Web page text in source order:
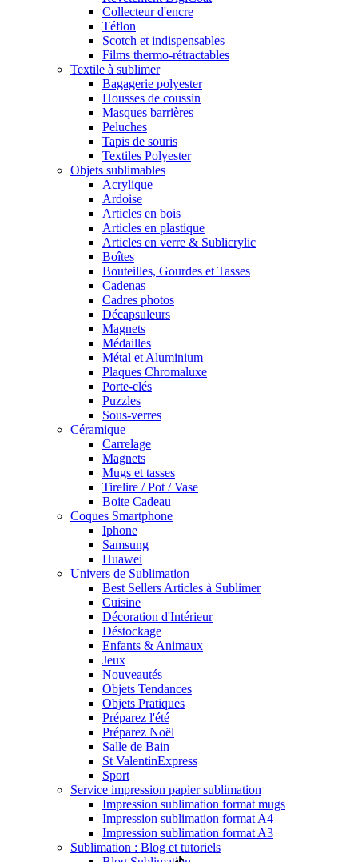
Collecteur d'encre
Téflon
Scotch et indispensables
Films thermo-rétractables
Textile à sublimer
Bagagerie polyester
Housses de coussin
Masques barrières
Peluches
Tapis de souris
Textiles Polyester
Objets sublimables
Acrylique
Ardoise
Articles en bois
Articles en plastique
Articles en verre & Sublicrylic
Boîtes
Bouteilles, Gourdes et Tasses
Cadenas
Cadres photos
Décapsuleurs
Magnets
Médailles
Métal et Aluminium
Plaques Chromaluxe
Porte-clés
Puzzles
Sous-verres
Céramique
Carrelage
Magnets
Mugs et tasses
Tirelire / Pot / Vase
Boite Cadeau
Coques Smartphone
Iphone
Samsung
Huawei
Univers de Sublimation
Best Sellers Articles à Sublimer
Cuisine
Décoration d'Intérieur
Déstockage
Enfants & Animaux
Jeux
Nouveautés
Objets Tendances
Objets Pratiques
Préparez l'été
Préparez Noël
Salle de Bain
St ValentinExpress
Sport
Service impression papier sublimation
Impression sublimation format mugs
Impression sublimation format A4
Impression sublimation format A3
Sublimation : Blog et tutoriels